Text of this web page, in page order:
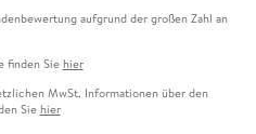
aufgrund der großen Zahl an
finden Sie hier
MwSt. Informationen über den
Sie hier